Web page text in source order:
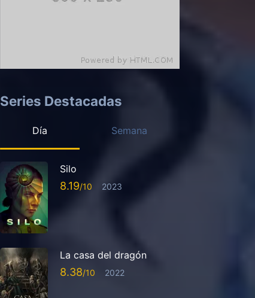
Series Destacadas
Día Semana
Silo
8.19 2023
La casa del dragón
8.38 2022